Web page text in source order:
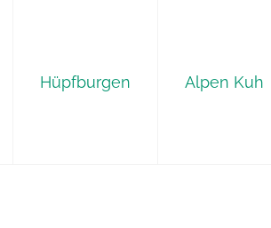
Hüpfburgen Alpen Kuh